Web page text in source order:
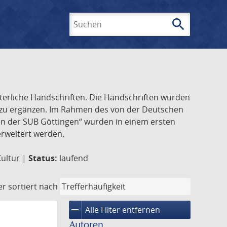
search
Handschriften. Die Handschriften wurden
ergänzen. Im Rahmen des von der Deutschen
SUB Göttingen“ wurden in einem ersten
werden.
| Status: laufend
sortiert nach
remove Alle Filter entfernen